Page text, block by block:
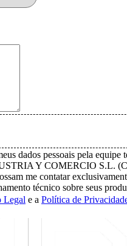
dados pessoais pela equipe
Y COMERCIO S.L.
me contatar
técnico sobre seus
Legal e a Política de